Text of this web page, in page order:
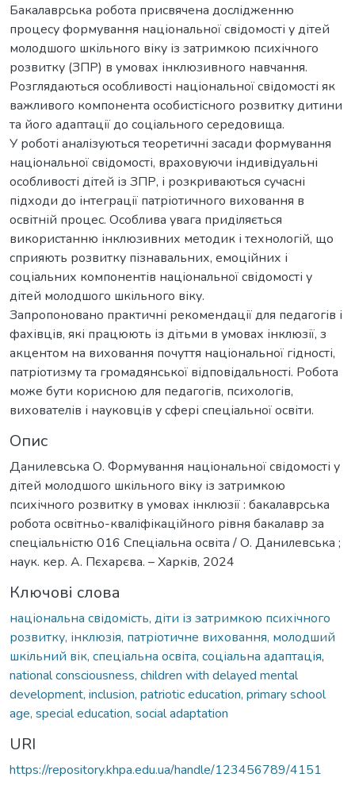
Бакалаврська робота присвячена дослідженню
процесу формування національної свідомості у дітей
молодшого шкільного віку із затримкою психічного
розвитку (ЗПР) в умовах інклюзивного навчання.
Розглядаються особливості національної свідомості як
важливого компонента особистісного розвитку дитини
та його адаптації до соціального середовища.
У роботі аналізуються теоретичні засади формування
національної свідомості, враховуючи індивідуальні
особливості дітей із ЗПР, і розкриваються сучасні
підходи до інтеграції патріотичного виховання в
освітній процес. Особлива увага приділяється
використанню інклюзивних методик і технологій, що
сприяють розвитку пізнавальних, емоційних і
соціальних компонентів національної свідомості у
дітей молодшого шкільного віку.
Запропоновано практичні рекомендації для педагогів і
фахівців, які працюють із дітьми в умовах інклюзії, з
акцентом на виховання почуття національної гідності,
патріотизму та громадянської відповідальності. Робота
може бути корисною для педагогів, психологів,
вихователів і науковців у сфері спеціальної освіти.
Опис
Данилевська О. Формування національної свідомості у
дітей молодшого шкільного віку із затримкою
психічного розвитку в умовах інклюзії : бакалаврська
робота освітньо-кваліфікаційного рівня бакалавр за
спеціальністю 016 Спеціальна освіта / О. Данилевська ;
наук. кер. А. Пєхарєва. – Харків, 2024
Ключові слова
національна свідомість, діти із затримкою психічного
розвитку, інклюзія, патріотичне виховання, молодший
шкільний вік, спеціальна освіта, соціальна адаптація,
national consciousness, children with delayed mental
development, inclusion, patriotic education, primary school
age, special education, social adaptation
URI
https://repository.khpa.edu.ua/handle/123456789/4151